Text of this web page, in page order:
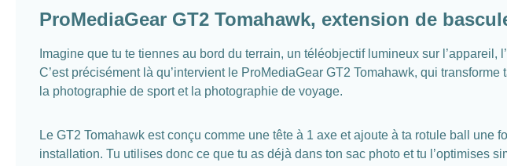
ProMediaGear GT2 Tomahawk, extension de
Imagine que tu te tiennes au bord du terrain, un téléobjectif lumineux sur
C’est précisément là qu’intervient le ProMediaGear GT2 Tomahawk, qui
la photographie de sport et la photographie de voyage.
Le GT2 Tomahawk est conçu comme une tête à 1 axe et ajoute à ta rotule ball
installation. Tu utilises donc ce que tu as déjà dans ton sac photo et tu l’optimises